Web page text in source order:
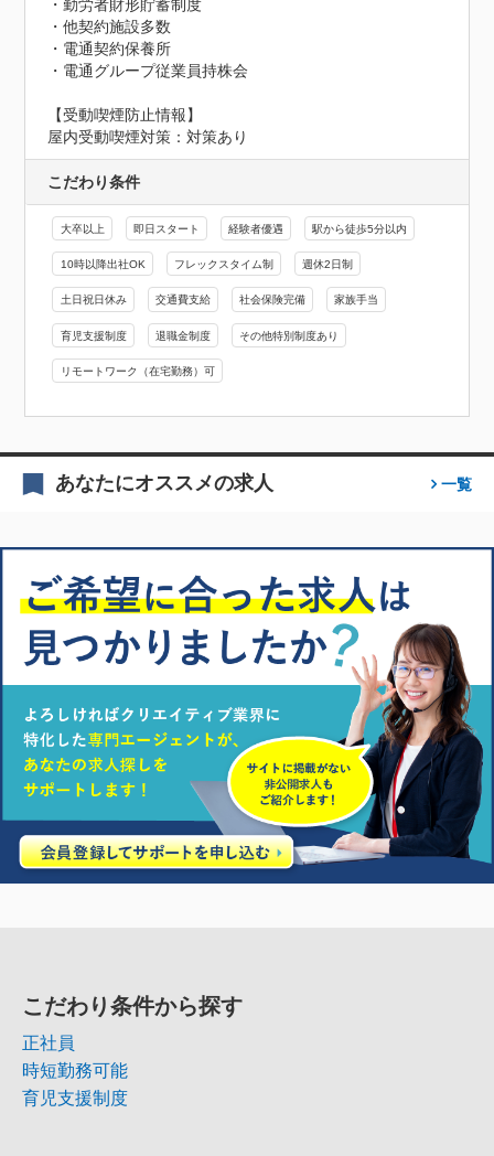
・勤労者財形貯蓄制度
・他契約施設多数
・電通契約保養所
・電通グループ従業員持株会
【受動喫煙防止情報】
屋内受動喫煙対策：対策あり
こだわり条件
大卒以上 即日スタート 経験者優遇 駅から徒歩5分以内
10時以降出社OK フレックスタイム制 週休2日制
土日祝日休み 交通費支給 社会保険完備 家族手当
育児支援制度 退職金制度 その他特別制度あり
リモートワーク（在宅勤務）可
あなたにオススメの求人 一覧
こだわり条件から探す
正社員
時短勤務可能
育児支援制度